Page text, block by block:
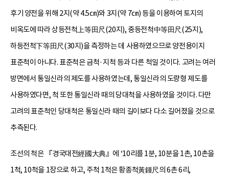
후기 양전을 위해 2지(약 4.5㎝)와 3지(약 7㎝) 등을 이용하여 토지의
비옥도에 따라 상등전척上等田尺(20지), 중등전척中等田尺(25지),
하등전척下等田尺(30지)을 측정하는 데 사용하였으므로 양전용이지
표준척이 아니다. 표준척은 금척·지척 등과 다른 척일 것이다. 고려는 여러
방면에서 통일신라의 제도를 사용하였는데, 통일신라의 도량형 제도를
사용하였다면, 척 또한 통일신라 때의 당대척을 사용하였을 것이다. 다만
고려의 표준척인 당대척은 통일신라 때의 길이보다 다소 길어졌을 것으로
추측된다.
조선의 척은 『경국대전經國大典』에 ‘10리를 1분, 10분을 1촌, 10촌을
1척, 10척을 1장으로 하고, 주척 1척은 황종척黃鍾尺의 6촌 6리,